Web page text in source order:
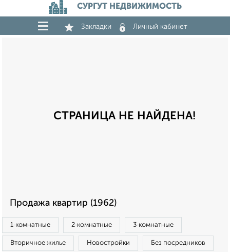
СУРГУТ НЕДВИЖИМОСТЬ
Закладки Личный кабинет
СТРАНИЦА НЕ НАЙДЕНА!
Продажа квартир (1962)
1‑комнатные 2‑комнатные 3‑комнатные
Вторичное жилье Новостройки Без посредников